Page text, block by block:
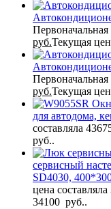
руб.Текущая
руб.Текущая
для автодома,
составляла
руб..
сервисный
SD4030,
цена
34100 руб..